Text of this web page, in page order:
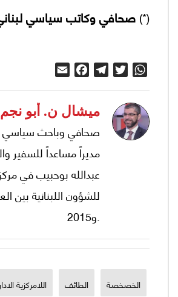
(*)صحافي وكاتب سياسي
WhatsApp
Twitter
Telegram
Facebook
ميشال ن. أبو نجم
صحافي وباحث سياسي
مديراً مساعداً للسفير
عبدالله بوحبيب في
و2015.
الخصخصة الطائف اللامركزية